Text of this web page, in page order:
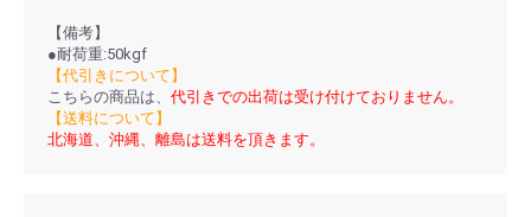
【備考】
●耐荷重:50kgf
【代引きについて】
こちらの商品は、 代引きでの出荷は受け付けておりません。
【送料について】
北海道、沖縄、離島は送料を頂きます。